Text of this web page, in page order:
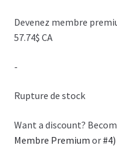
Devenez membre
57.74$ CA
-
Rupture de stock
Want a discount?
Membre Premium or